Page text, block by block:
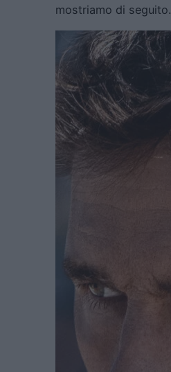
mostriamo di seguito.